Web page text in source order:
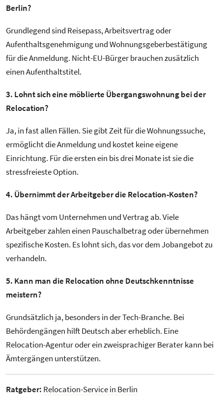
Berlin?
Grundlegend sind Reisepass, Arbeitsvertrag oder
Aufenthaltsgenehmigung und Wohnungsgeberbestätigung
für die Anmeldung. Nicht-EU-Bürger brauchen zusätzlich
einen Aufenthaltstitel.
3. Lohnt sich eine möblierte Übergangswohnung bei der
Relocation?
Ja, in fast allen Fällen. Sie gibt Zeit für die Wohnungssuche,
ermöglicht die Anmeldung und kostet keine eigene
Einrichtung. Für die ersten ein bis drei Monate ist sie die
stressfreieste Option.
4. Übernimmt der Arbeitgeber die Relocation-Kosten?
Das hängt vom Unternehmen und Vertrag ab. Viele
Arbeitgeber zahlen einen Pauschalbetrag oder übernehmen
spezifische Kosten. Es lohnt sich, das vor dem Jobangebot zu
verhandeln.
5. Kann man die Relocation ohne Deutschkenntnisse
meistern?
Grundsätzlich ja, besonders in der Tech-Branche. Bei
Behördengängen hilft Deutsch aber erheblich. Eine
Relocation-Agentur oder ein zweisprachiger Berater kann bei
Ämtergängen unterstützen.
Ratgeber: Relocation-Service in Berlin